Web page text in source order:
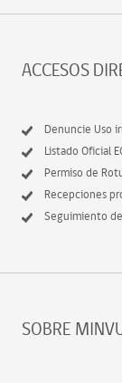
ACCESOS
Denuncie Uso
Listado Oficial
Permiso de
Recepciones
Seguimiento
SOBRE